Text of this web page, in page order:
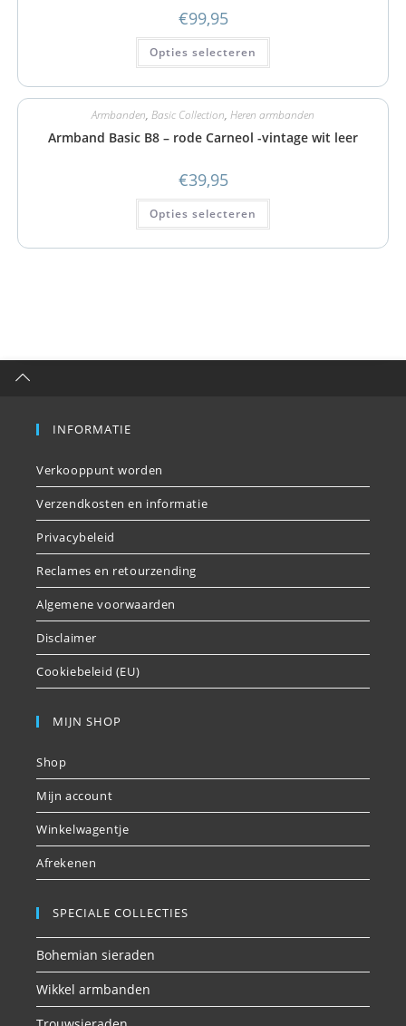
€99,95
Opties selecteren
Armbanden, Basic Collection, Heren armbanden
Armband Basic B8 – rode Carneol -vintage wit leer
€39,95
Opties selecteren
INFORMATIE
Verkooppunt worden
Verzendkosten en informatie
Privacybeleid
Reclames en retourzending
Algemene voorwaarden
Disclaimer
Cookiebeleid (EU)
MIJN SHOP
Shop
Mijn account
Winkelwagentje
Afrekenen
SPECIALE COLLECTIES
Bohemian sieraden
Wikkel armbanden